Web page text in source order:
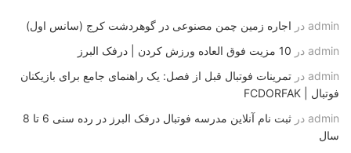
admin در اجاره زمین چمن مصنوعی در گوهردشت کرج (سانس اول)
admin در 10 مزیت فوق العاده ورزش کردن | درفک البرز
admin در تمرینات فوتبال قبل از فصل: یک راهنمای جامع برای بازیکنان
فوتبال | FCDORFAK
admin در
ثبت نام آنلاین مدرسه فوتبال درفک البرز در رده سنی 6 تا 8
سال